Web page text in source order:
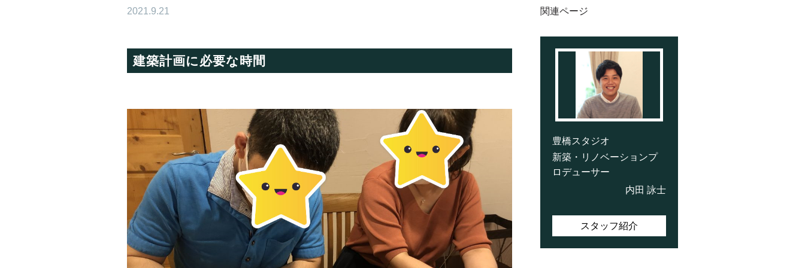
2021.9.21
建築計画に必要な時間
関連ページ
豊橋スタジオ
新築・リノベーションプ
ロデューサー
内田 詠士
スタッフ紹介